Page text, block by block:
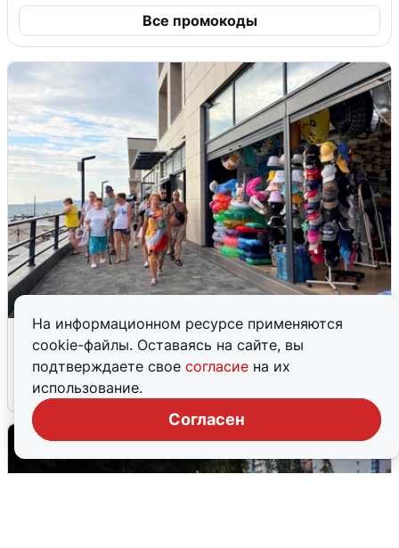
На информационном ресурсе применяются
cookie-файлы. Оставаясь на сайте, вы
подтверждаете свое согласие на их
использование.
Согласен
Все промокоды
В Сочи объявили угрозу атаки БПЛА и
закрыли пляжи
6 августа 0